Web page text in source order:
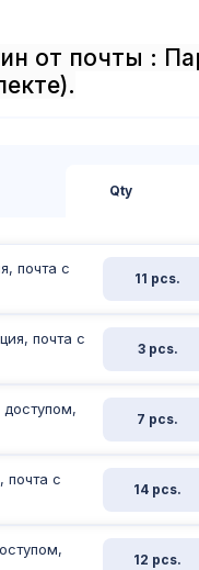
от почты :
Qty
почта с
11 pcs.
почта с
3 pcs.
7 pcs.
почта с
14 pcs.
12 pcs.